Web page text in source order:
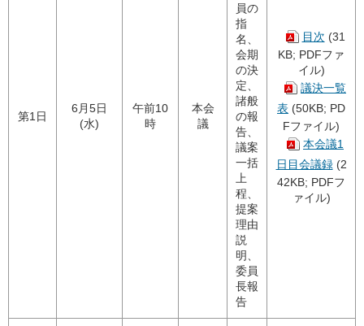
第1日
6月5日
(水)
午前10
時
本会
議
員の
指
名、
会期
の決
定、
諸般
の報
告、
議案
一括
上
程、
提案
理由
説
明、
委員
長報
告
目次 (31
KB; PDFファ
イル)
議決一覧
表 (50KB; PD
Fファイル)
本会議1
日目会議録(2
42KB; PDFフ
ァイル)